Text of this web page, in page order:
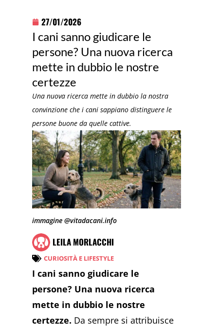
27/01/2026
I cani sanno giudicare le
persone? Una nuova ricerca
mette in dubbio le nostre
certezze
Una nuova ricerca mette in dubbio la nostra
convinzione che i cani sappiano distinguere le
persone buone da quelle cattive.
immagine @vitadacani.info
LEILA MORLACCHI
CURIOSITÀ E LIFESTYLE
I cani sanno giudicare le
persone? Una nuova ricerca
mette in dubbio le nostre
certezze. Da sempre si attribuisce